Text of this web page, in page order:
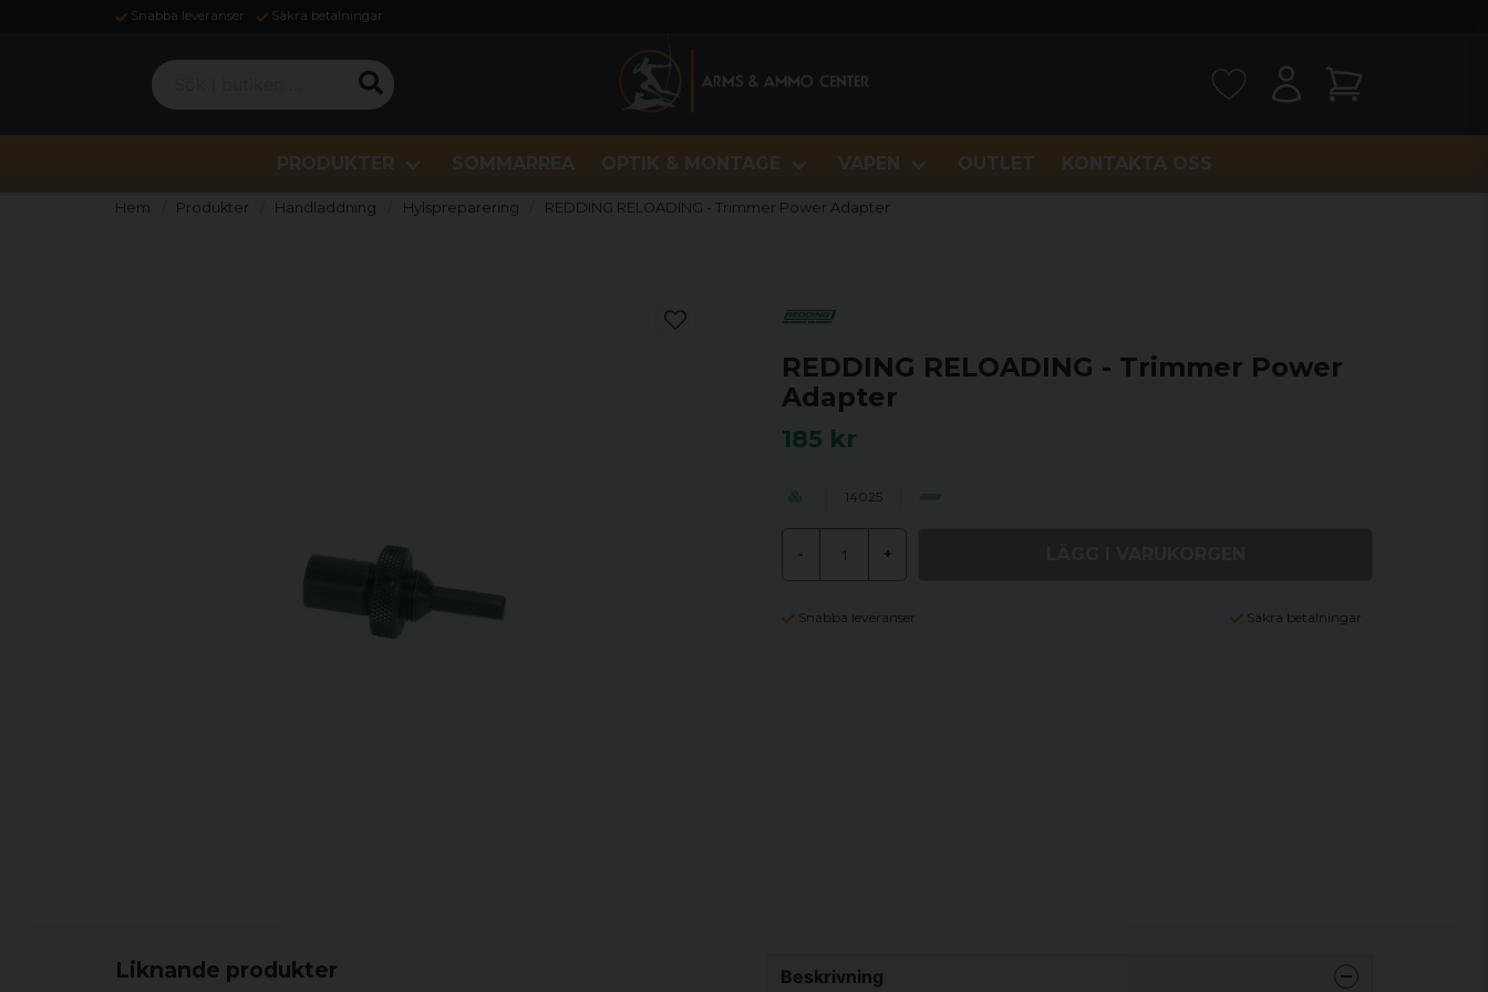
Snabba leveranser Säkra betalningar
Sök i butiken ...
PRODUKTER SOMMARREA OPTIK & MONTAGE VAPEN OUTLET KONTAKTA OSS
Hem Produkter Handladdning Hylspreparering REDDING RELOADING - Trimmer Power Adapter
REDDING RELOADING - Trimmer Power
Adapter
185 kr
14025
- +
Snabba leveranser Säkra betalningar
Liknande produkter Beskrivning